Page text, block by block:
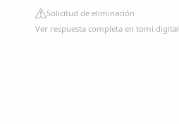
Solicitud de eliminación
Ver respuesta completa en tomi.digital